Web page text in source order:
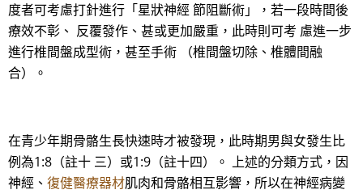
度者可考慮打針進行「星狀神經 節阻斷術」，若一段時間後
療效不彰、 反覆發作、甚或更加嚴重，此時則可考 慮進一步
進行椎間盤成型術，甚至手術 （椎間盤切除、椎體間融
合）。
在青少年期骨骼生長快速時才被發現，此時期男與女發生比
例為1:8（註十 三）或1:9（註十四）。 上述的分類方式，因
神經、 復健醫療器材肌肉和骨骼相互影響，所以在神經病變